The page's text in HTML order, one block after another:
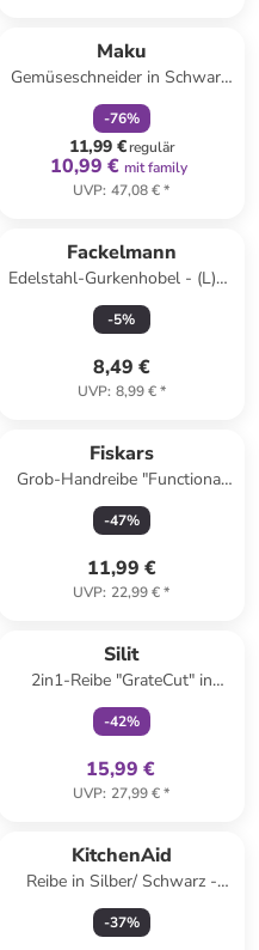
Maku
Gemüseschneider in Schwarz/
Weiß - (B)27 x (H)10 cm
-76%
11,99 €regulär
10,99 € mit family
UVP: 47,08 €*
Fackelmann
Edelstahl-Gurkenhobel - (L)29
x (B)11 cm
-5%
8,49 €
UVP: 8,99 €*
Fiskars
Grob-Handreibe "Functional
Form" in Schwarz - (H)31,8
cm
-47%
11,99 €
UVP: 22,99 €*
Silit
2in1-Reibe "GrateCut" in
Schwarz/ Rot - (L)29,6 cm
-42%
15,99 €
UVP: 27,99 €*
KitchenAid
Reibe in Silber/ Schwarz -
(H)26 cm
-37%